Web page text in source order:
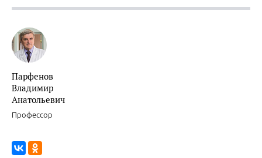
Парфенов
Владимир
Анатольевич
Профессор